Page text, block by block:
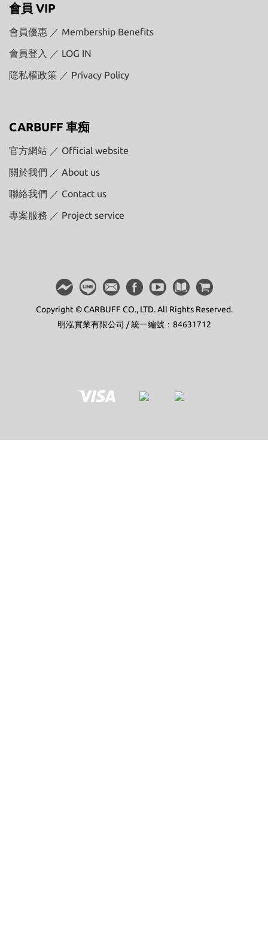
會員 VIP
會員優惠 ／ Membership Benefits
會員登入 ／ LOG IN
隱私權政策 ／ Privacy Policy
CARBUFF 車痴
官方網站 ／ Official website
關於我們 ／ About us
聯絡我們 ／ Contact us
專案服務 ／ Project service
Copyright © CARBUFF CO., LTD. All Rights Reserved.
明泓實業有限公司 / 統一編號：84631712